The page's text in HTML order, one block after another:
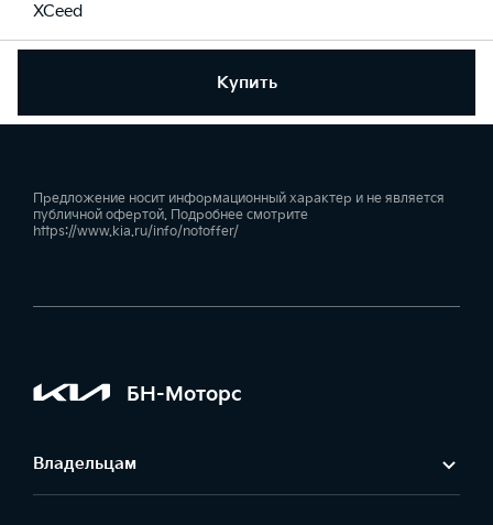
Купить
XCeed
Предложение носит информационный характер и не является
публичной офертой. Подробнее смотрите
https://www.kia.ru/info/notoffer/
БН-Моторс
Владельцам